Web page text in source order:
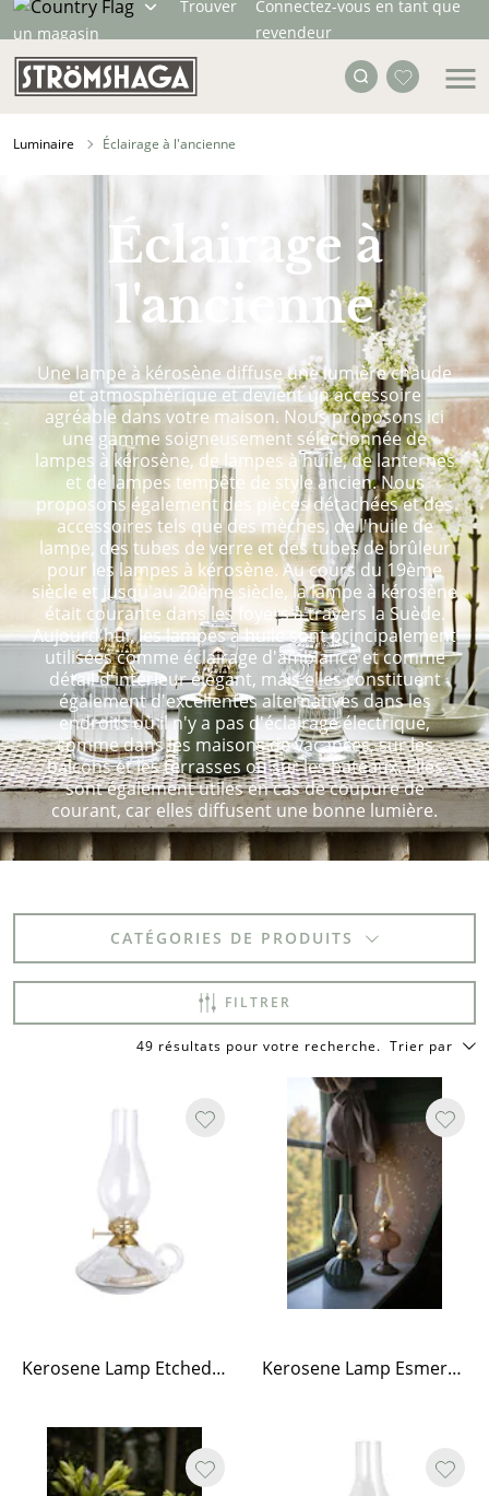
Trouver
un magasin
Connectez-vous en tant que
revendeur
Luminaire Éclairage à l'ancienne
Éclairage à
l'ancienne
Une lampe à kérosène diffuse une lumière chaude
et atmosphérique et devient un accessoire
agréable dans votre maison. Nous proposons ici
une gamme soigneusement sélectionnée de
lampes à kérosène, de lampes à huile, de lanternes
et de lampes tempête de style ancien. Nous
proposons également des pièces détachées et des
accessoires tels que des mèches, de l'huile de
lampe, des tubes de verre et des tubes de brûleur
pour les lampes à kérosène. Au cours du 19ème
siècle et jusqu'au 20ème siècle, la lampe à kérosène
était courante dans les foyers à travers la Suède.
Aujourd'hui, les lampes à huile sont principalement
utilisées comme éclairage d'ambiance et comme
détail d'intérieur élégant, mais elles constituent
également d'excellentes alternatives dans les
endroits où il n'y a pas d'éclairage électrique,
comme dans les maisons de vacances, sur les
balcons et les terrasses ou sur les bateaux. Elles
sont également utiles en cas de coupure de
courant, car elles diffusent une bonne lumière.
CATÉGORIES DE PRODUITS
FILTRER
49 résultats pour votre recherche. Trier par
Kerosene Lamp Etched Stripe w. Handle - Large Kerosene Lamp Esmeralda - Brown